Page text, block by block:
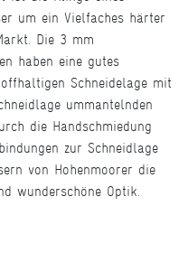
um ein Vielfaches härter
Die 3 mm
haben eine gutes
Schneidelage mit
ummantelnden
die Handschmiedung
zur Schneidlage
von Hohenmoorer die
wunderschöne Optik.